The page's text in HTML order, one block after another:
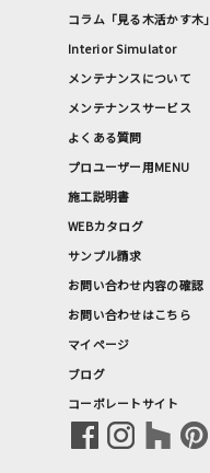
コラム「見る木活かす木」
Interior Simulator
メンテナンスについて
メンテナンスサービス
よくある質問
プロユーザー用MENU
施工説明書
WEBカタログ
サンプル請求
お問い合わせ内容の確認
お問い合わせはこちら
マイページ
ブログ
コーポレートサイト